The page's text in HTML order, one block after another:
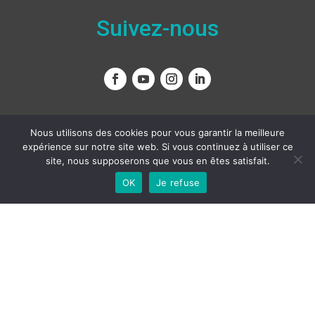
Suivez-nous
Nous contacter
Nous utilisons des cookies pour vous garantir la meilleure
expérience sur notre site web. Si vous continuez à utiliser ce
site, nous supposerons que vous en êtes satisfait.
OK
Je refuse